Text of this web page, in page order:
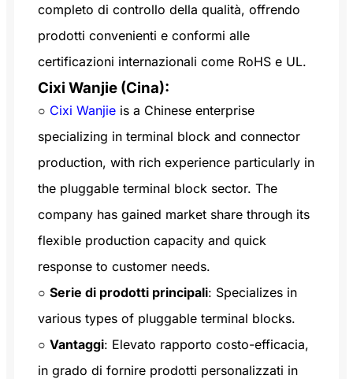
completo di controllo della qualità, offrendo
prodotti convenienti e conformi alle
certificazioni internazionali come RoHS e UL.
Cixi Wanjie (Cina):
○ Cixi Wanjie is a Chinese enterprise
specializing in terminal block and connector
production, with rich experience particularly in
the pluggable terminal block sector. The
company has gained market share through its
flexible production capacity and quick
response to customer needs.
○ Serie di prodotti principali: Specializes in
various types of pluggable terminal blocks.
○ Vantaggi: Elevato rapporto costo-efficacia,
in grado di fornire prodotti personalizzati in